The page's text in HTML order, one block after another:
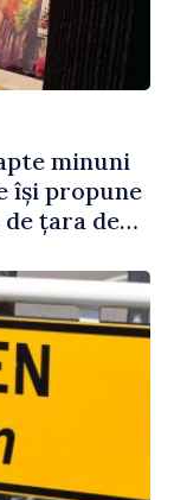
minuni
își propune
țara de